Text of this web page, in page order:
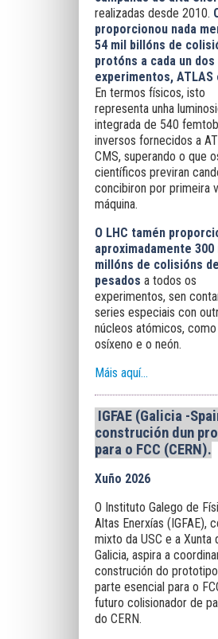
realizadas desde 2010.
proporcionou nada
54 mil billóns de
protóns a cada un dos
experimentos, ATLAS
En termos físicos, isto
representa unha
integrada de 540
inversos fornecidos a
CMS, superando o que
científicos previran
concibiron por primeira
máquina.
O LHC tamén
aproximadamente 300
millóns de colisións
pesados a todos os
experimentos, sen
series especiais con
núcleos atómicos,
osíxeno e o neón.
Máis aquí...
IGFAE (Galicia -
construción dun
para o FCC (CERN).
Xuño 2026
O Instituto Galego de
Altas Enerxías (IGFAE),
mixto da USC e a Xunta
Galicia, aspira a
construción do
parte esencial para o
futuro colisionador de
do CERN.